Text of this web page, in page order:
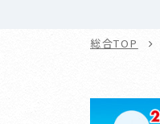
総合TOP